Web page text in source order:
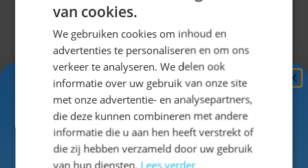
lederhose
Deze lederhose oktoberfest uitvoering is geschikt
voor mannen die een duurzame en comfortabele
keuze zoeken. Het stevige leer gaat lang mee en
behoudt zijn uitstraling bij goed onderhoud. Dit maakt
het een betrouwbare tiroler broek heren voor
meerdere gelegenheden.
Misschien vind je dit ook leuk?
Navigeren door de elementen van de carrousel is
Druk om carrousel over te slaan
Druk op om naar carrouselnavigatie te gaan
van cookies.
We gebruiken cookies om inhoud en
advertenties te personaliseren en om ons
verkeer te analyseren. We delen ook
informatie over uw gebruik van onze site
met onze advertentie- en analysepartners,
die deze kunnen combineren met andere
informatie die u aan hen heeft verstrekt of
die zij hebben verzameld door uw gebruik
van hun diensten. Lees verder
Ontvang5%
KORTING!
Schrijf je nuin voor de nieuwsbrief en ontvang toegang
tot exclusieve kortingen!